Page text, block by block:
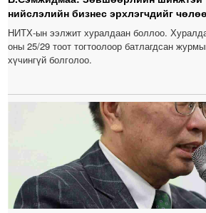
нийслэлийн бизнес эрхлэгчдийг
НИТХ-ын ээлжит хуралдаан боллоо.
оны 25/29 тоот тогтоолоор батлагдсан
хүчингүй болголоо.